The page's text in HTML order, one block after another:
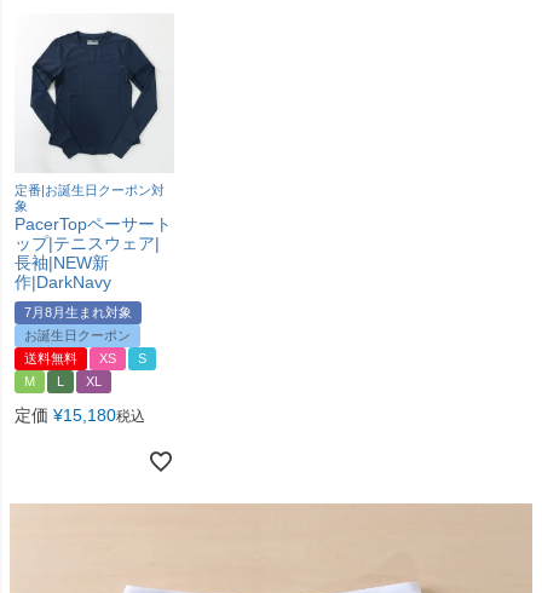
定番|お誕生日クーポン対
象
PacerTopペーサート
ップ|テニスウェア|
長袖|NEW新
作|DarkNavy
7月8月生まれ対象
お誕生日クーポン
送料無料
XS
S
M
L XL
定価 ¥15,180税込